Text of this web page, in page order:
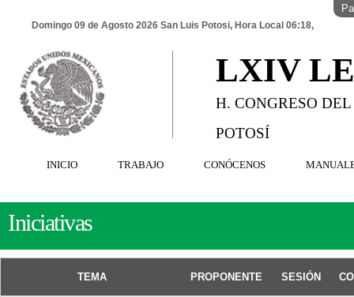
Domingo 09 de Agosto 2026 San Luis Potosi, Hora Local 06:18,
LXIV
H. CONGRESO
POTOSÍ
INICIO TRABAJO CONÓCENOS
Iniciativas
TEMA PROPONENTE SESIÓN